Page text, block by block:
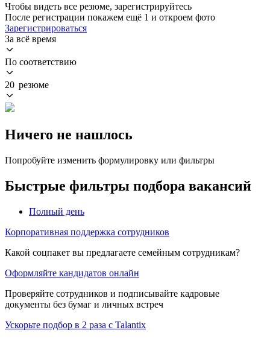
Чтобы видеть все резюме, зарегистрируйтесь
После регистрации покажем ещё 1 и откроем фото
Зарегистрироваться
За всё время
По соответствию
20 резюме
Ничего не нашлось
Попробуйте изменить формулировку или фильтры
Быстрые фильтры подбора вакансий
Полный день
Корпоративная поддержка сотрудников
Какой соцпакет вы предлагаете семейным сотрудникам?
Оформляйте кандидатов онлайн
Проверяйте сотрудников и подписывайте кадровые
документы без бумаг и личных встреч
Ускорьте подбор в 2 раза с Talantix